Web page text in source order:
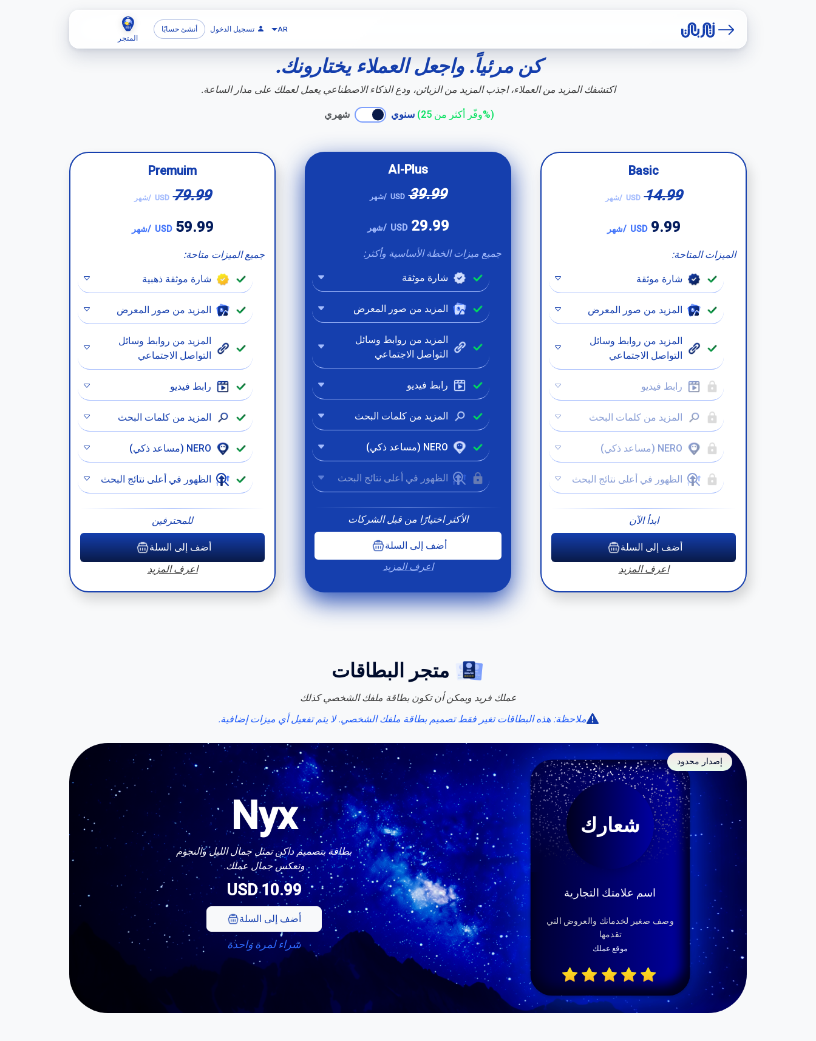
AR تسجيل الدخول
أنشئ حسابًا
المتجر
كن مرئياً. واجعل العملاء يختارونك.
اكتشفك المزيد من العملاء، اجذب المزيد من الزبائن، ودع الذكاء الاصطناعي يعمل لعملك على مدار الساعة.
شهري سنوي (وفّر أكثر من 25%)
Basic
14.99
USD /شهر
9.99
USD /شهر
الميزات المتاحة:
شارة موثقة
المزيد من صور المعرض
المزيد من روابط وسائل
التواصل الاجتماعي
رابط فيديو
المزيد من كلمات البحث
NERO (مساعد ذكي)
الظهور في أعلى نتائج البحث
ابدأ الآن
أضف إلى السلة
اعرف المزيد
AI-Plus
39.99
USD /شهر
29.99
USD /شهر
جميع ميزات الخطة الأساسية وأكثر:
شارة موثقة
المزيد من صور المعرض
المزيد من روابط وسائل
التواصل الاجتماعي
رابط فيديو
المزيد من كلمات البحث
NERO (مساعد ذكي)
الظهور في أعلى نتائج البحث
الأكثر اختيارًا من قبل الشركات
أضف إلى السلة
اعرف المزيد
Premuim
79.99
USD /شهر
59.99
USD /شهر
جميع الميزات متاحة:
شارة موثقة ذهبية
المزيد من صور المعرض
المزيد من روابط وسائل
التواصل الاجتماعي
رابط فيديو
المزيد من كلمات البحث
NERO (مساعد ذكي)
الظهور في أعلى نتائج البحث
للمحترفين
أضف إلى السلة
اعرف المزيد
متجر البطاقات
عملك فريد ويمكن أن تكون بطاقة ملفك الشخصي كذلك
ملاحظة: هذه البطاقات تغير فقط تصميم بطاقة ملفك الشخصي. لا يتم تفعيل أي ميزات إضافية.
إصدار محدود
شعارك
اسم علامتك التجارية
وصف صغير لخدماتك والعروض التي
تقدمها
موقع عملك
Nyx
بطاقة بتصميم داكن تمثل جمال الليل والنجوم
وتعكس جمال عملك.
10.99
USD
أضف إلى السلة
شراء لمرة واحدة